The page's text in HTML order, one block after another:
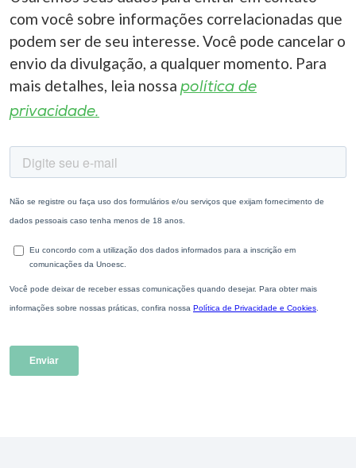
com você sobre informações correlacionadas que
podem ser de seu interesse. Você pode cancelar o
envio da divulgação, a qualquer momento. Para
mais detalhes, leia nossa política de
privacidade.